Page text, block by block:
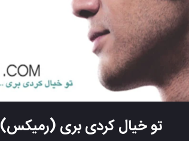
تو خیال کردی بری (رمیکس)